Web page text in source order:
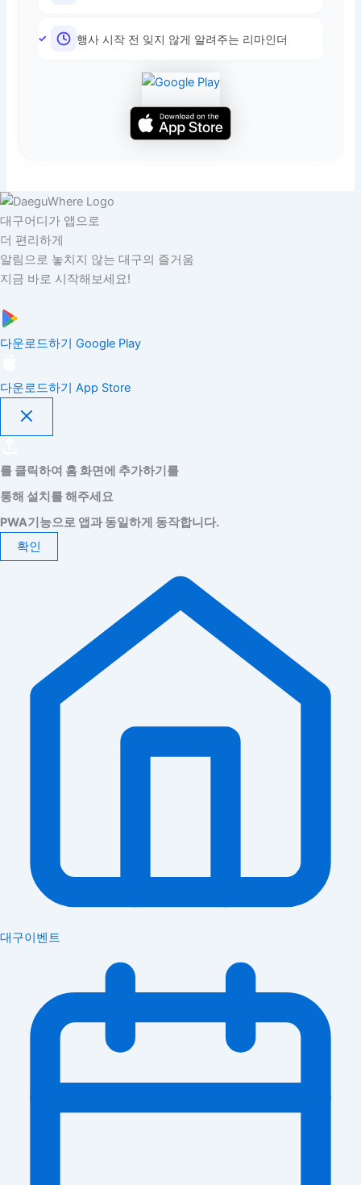
행사 시작 전 잊지 않게 알려주는 리마인더
대구어디가 앱으로
더 편리하게
알림으로 놓치지 않는 대구의 즐거움
지금 바로 시작해보세요!
다운로드하기 Google Play
다운로드하기 App Store
를 클릭하여 홈 화면에 추가하기를
통해 설치를 해주세요
PWA기능으로 앱과 동일하게 동작합니다.
확인
대구이벤트